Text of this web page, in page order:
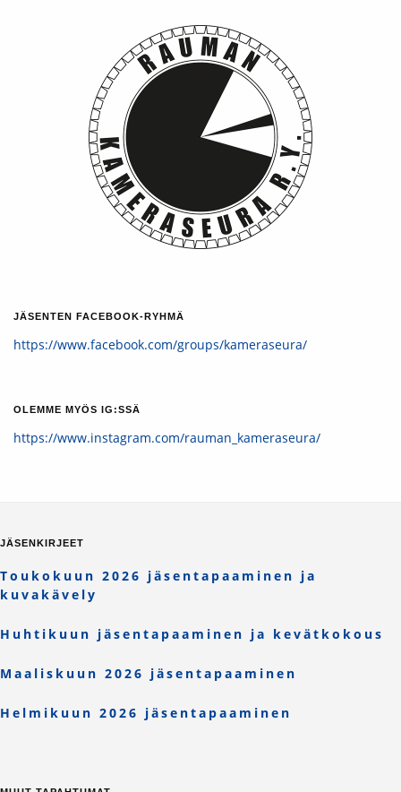
JÄSENTEN FACEBOOK-RYHMÄ
https://www.facebook.com/groups/kameraseura/
OLEMME MYÖS IG:SSÄ
https://www.instagram.com/rauman_kameraseura/
JÄSENKIRJEET
Toukokuun 2026 jäsentapaaminen ja
kuvakävely
Huhtikuun jäsentapaaminen ja kevätkokous
Maaliskuun 2026 jäsentapaaminen
Helmikuun 2026 jäsentapaaminen